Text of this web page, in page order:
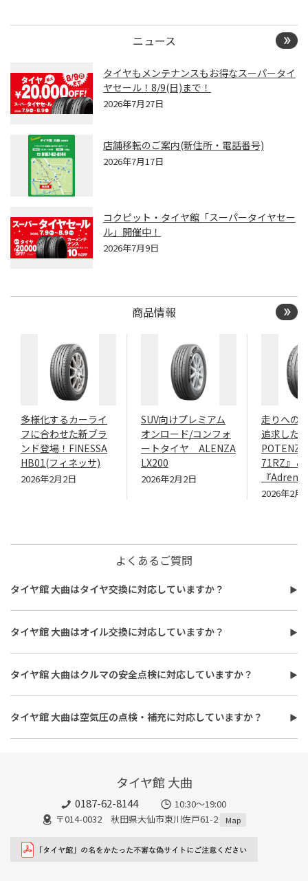
ニュース
タイヤもメンテナンスもお得なスーパータイ
ヤセール！8/9(日)まで！
2026年7月27日
店舗移転のご案内(新住所・電話番号)
2026年7月17日
コクピット・タイヤ館「スーパータイヤセー
ル」開催中！
2026年7月9日
商品情報
多様化するカーライ
フに合わせた新ブラ
ンド登場！FINESSA
HB01(フィネッサ)
2026年2月2日
SUV向けプレミアム
オンロード/コンフォ
ートタイヤ ALENZA
LX200
2026年2月2日
走りへの
追求した
71RZ』＆
『
2026年2月
よくあるご質問
タイヤ館 大曲はタイヤ交換に対応していますか？
タイヤ館 大曲はタイヤ交換に対応しています。
費用は、タイヤ交換工賃のほかに、タイヤ本体の価格やホイール
バランス調整、使用済みタイヤ処分費用などがかかる場合があり
ます。
また、作業時間は最短で約30分程度ですが、作業内容や交換本
数、車種により異なり、時間がかかる場合もございます。詳細は店
舗スタッフまでお気軽にご相談ください
タイヤ館 大曲はオイル交換に対応していますか？
タイヤ館 大曲はオイル交換に対応しています。
使用するオイルの種類（鉱物油・部分合成油・全合成油）や粘
度、交換量によって費用が変わります。工賃やフィルター代を含め
た交換費用については、店舗スタッフまでお問い合わせくださ
い。
また、所要時間は最短約30分程度になります。こちらもオイルフ
ィルターの同時交換や、在庫・車種、作業時期等により時間が変
タイヤ館 大曲はクルマの安全点検に対応していますか？
タイヤ館 大曲はおクルマの安全点検に対応しています。最短30
分、無料で対応させていただきます。
タイヤ館 大曲は空気圧の点検・補充に対応していますか？
タイヤ館 大曲は空気圧の点検・補充に対応しています。最短15
タイヤ館 大曲
0187-62-8144
10:30～19:00
〒014-0032 秋田県大仙市東川佐戸61-2
Map